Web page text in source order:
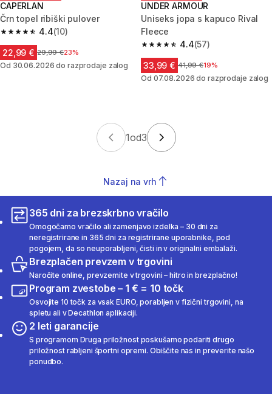
CAPERLAN
Črn topel ribiški pulover
4.4
4.4 od 5 zvezdic from 10 ocene
(10)
22,99 € Cena pred znižanjem
29,99 €23%
Od 30.06.2026 do razprodaje zalog
UNDER ARMOUR
Uniseks jopa s kapuco Rival
Fleece
4.4
4.4 od 5 zvezdic from 57 ocene
(57)
33,99 € Cena pred znižanjem
41,99 €19%
Od 07.08.2026 do razprodaje zalog
1od3
Nazaj na vrh
365 dni za brezskrbno vračilo
Omogočamo vračilo ali zamenjavo izdelka – 30 dni za
neregistrirane in 365 dni za registrirane uporabnike, pod
pogojem, da so neuporabljeni, čisti in v originalni embalaži.
Brezplačen prevzem v trgovini
Naročite online, prevzemite v trgovini – hitro in brezplačno!
Program zvestobe – 1 € = 10 točk
Osvojite 10 točk za vsak EURO, porabljen v fizični trgovini, na
spletu ali v Decathlon aplikaciji.
2 leti garancije
S programom Druga priložnost poskušamo podariti drugo
priložnost rabljeni športni opremi. Obiščite nas in preverite našo
ponudbo.